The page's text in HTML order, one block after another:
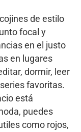
de estilo
focal y
en el justo
en lugares
dormir, leer
favoritas.
está
puedes
como rojos,